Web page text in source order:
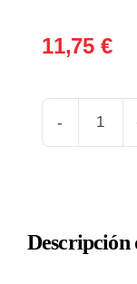
11,75 €
1
Descripción